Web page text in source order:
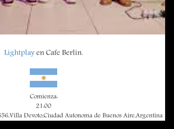
Lightplayen Cafe Berlin.
Comienza:
21:00
Devoto,Ciudad Autonoma de Buenos Aire,Argentina